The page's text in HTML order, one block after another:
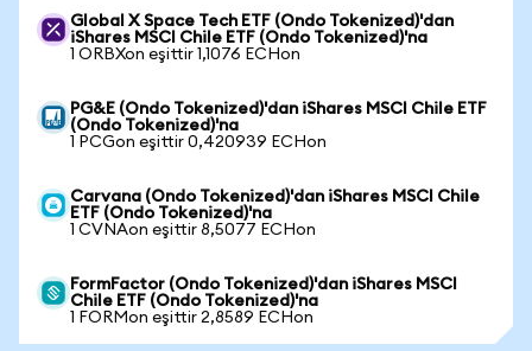
Global X Space Tech ETF (Ondo Tokenized)'dan
iShares MSCI Chile ETF (Ondo Tokenized)'na
1 ORBXon eşittir 1,1076 ECHon
PG&E (Ondo Tokenized)'dan iShares MSCI Chile ETF
(Ondo Tokenized)'na
1 PCGon eşittir 0,420939 ECHon
Carvana (Ondo Tokenized)'dan iShares MSCI Chile
ETF (Ondo Tokenized)'na
1 CVNAon eşittir 8,5077 ECHon
FormFactor (Ondo Tokenized)'dan iShares MSCI
Chile ETF (Ondo Tokenized)'na
1 FORMon eşittir 2,8589 ECHon